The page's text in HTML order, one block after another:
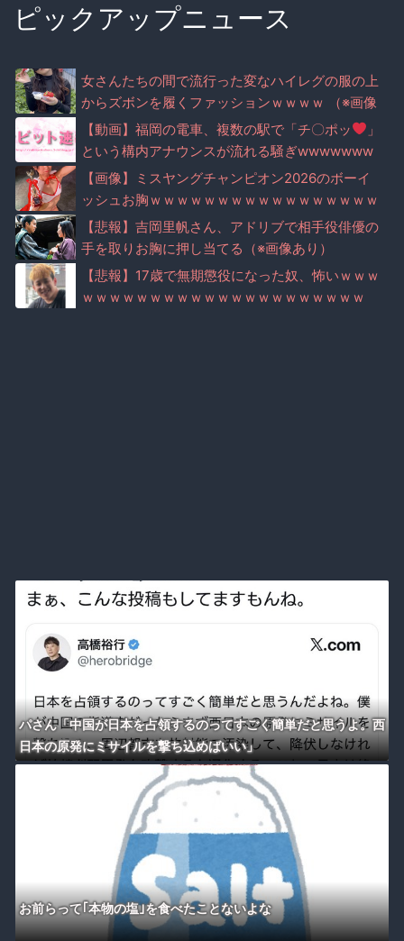
ピックアップニュース
女さんたちの間で流行った変なハイレグの服の上
からズボンを履くファッションｗｗｗｗ （※画像
あり）
【動画】福岡の電車、複数の駅で「チ〇ポッ
」
という構内アナウンスが流れる騒ぎwwwwwww
ww
【画像】ミスヤングチャンピオン2026のボーイ
ッシュお胸ｗｗｗｗｗｗｗｗｗｗｗｗｗｗｗｗｗ
ｗｗｗ
【悲報】吉岡里帆さん、アドリブで相手役俳優の
手を取りお胸に押し当てる（※画像あり）
【悲報】17歳で無期懲役になった奴、怖いｗｗｗ
ｗｗｗｗｗｗｗｗｗｗｗｗｗｗｗｗｗｗｗｗｗ
パさん「中国が日本を占領するのってすごく簡単だと思うよ。西
日本の原発にミサイルを撃ち込めばいい」
お前らって｢本物の塩｣を食べたことないよな